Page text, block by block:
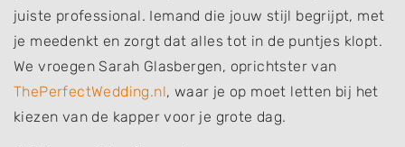
juiste professional. Iemand die jouw stijl begrijpt, met
je meedenkt en zorgt dat alles tot in de puntjes klopt.
We vroegen Sarah Glasbergen, oprichtster van
ThePerfectWedding.nl, waar je op moet letten bij het
kiezen van de kapper voor je grote dag.